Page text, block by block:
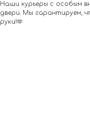
Наши курьеры с особым
двери. Мы гарантируем,
руки!🫶